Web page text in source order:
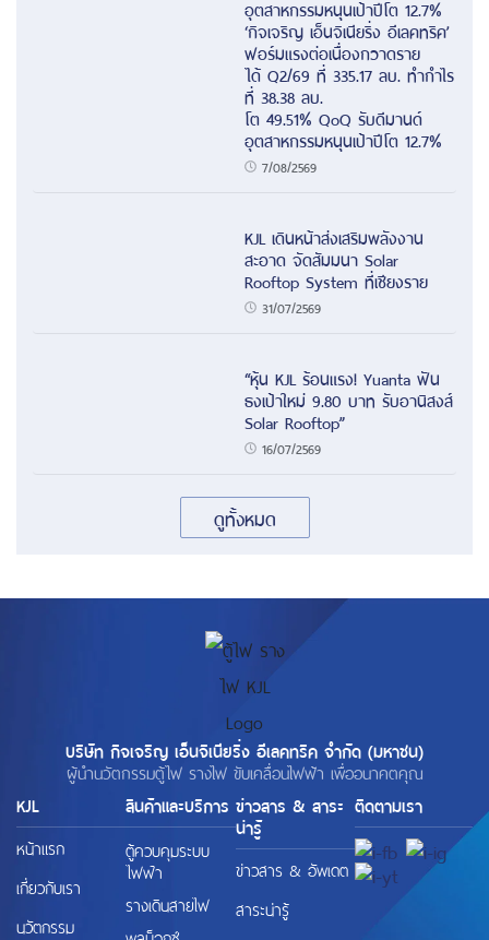
อุตสาหกรรมหนุนเป้าปีโต 12.7%
‘กิจเจริญ เอ็นจิเนียริ่ง อีเลคทริค’
ฟอร์มแรงต่อเนื่องกวาดราย
ได้ Q2/69 ที่ 335.17 ลบ. ทำกำไร
ที่ 38.38 ลบ.
โต 49.51% QoQ รับดีมานด์
อุตสาหกรรมหนุนเป้าปีโต 12.7%
7/08/2569
KJL เดินหน้าส่งเสริมพลังงาน
สะอาด จัดสัมมนา Solar
Rooftop System ที่เชียงราย
31/07/2569
“หุ้น KJL ร้อนแรง! Yuanta ฟัน
ธงเป้าใหม่ 9.80 บาท รับอานิสงส์
Solar Rooftop”
16/07/2569
ดูทั้งหมด
บริษัท กิจเจริญ เอ็นจิเนียริ่ง อีเลคทริค จำกัด (มหาชน)
ผู้นำนวัตกรรมตู้ไฟ รางไฟ ขับเคลื่อนไฟฟ้า เพื่ออนาคตคุณ
KJL
หน้าแรก
เกี่ยวกับเรา
นวัตกรรม
สินค้าและบริการ
ตู้ควบคุมระบบ
ไฟฟ้า
รางเดินสายไฟ
ข่าวสาร & สาระ
น่ารู้
ข่าวสาร & อัพเดต
สาระน่ารู้
ติดตามเรา